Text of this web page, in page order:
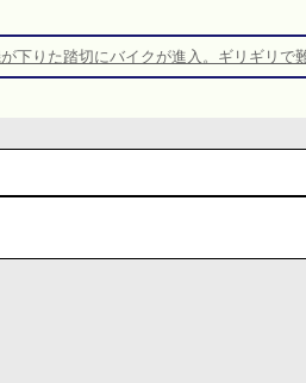
が下りた踏切にバイクが進入。ギリギリ